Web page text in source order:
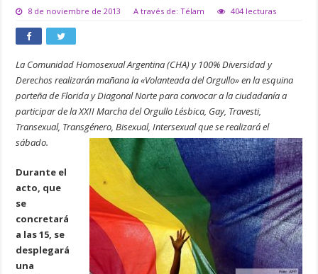
8 de noviembre de 2013 A través de: Télam 404 lecturas
La Comunidad Homosexual Argentina (CHA) y 100% Diversidad y
Derechos realizarán mañana la «Volanteada del Orgullo» en la esquina
porteña de Florida y Diagonal Norte para convocar a la ciudadanía a
participar de la XXII Marcha del Orgullo Lésbica, Gay, Travesti,
Transexual, Transgénero, Bisexual, Intersexual que se realizará el
sábado.
Durante el
acto, que
se
concretará
a las 15, se
desplegará
una